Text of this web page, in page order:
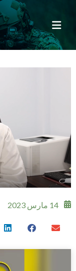
14 مارس 2023